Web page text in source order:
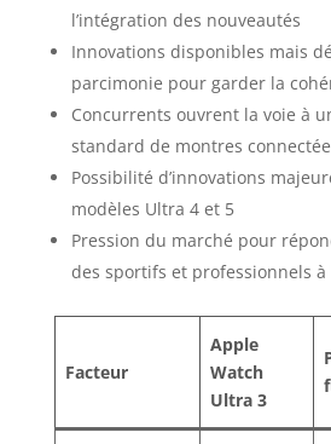
l’intégration des nouveautés
Innovations disponibles mais
parcimonie pour garder la
Concurrents ouvrent la voie à
standard de montres
Possibilité d’innovations
modèles Ultra 4 et 5
Pression du marché pour
des sportifs et professionnels
Facteur
Apple
Watch
Ultra 3